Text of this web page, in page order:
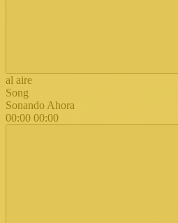
al aire
Song
Sonando Ahora
00:00 00:00